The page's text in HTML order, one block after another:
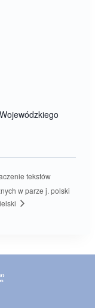
tekstów
w parze j. polski